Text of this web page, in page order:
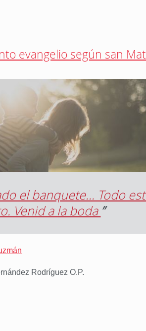
evangelio según san
el banquete… Todo
Venid a la boda ”
Rodríguez O.P.